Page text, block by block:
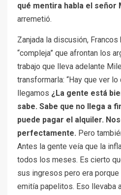
qué mentira habla el señor
arremetió.
Zanjada la discusión,
“compleja” que afrontan los
trabajo que lleva adelante
transformarla: “Hay que ver
llegamos ¿La gente está
sabe. Sabe que no llega a
puede pagar el alquiler.
perfectamente. Pero
Antes la gente veía que la
todos los meses. Es cierto
sus ingresos pero era
emitía papelitos. Eso llevaba